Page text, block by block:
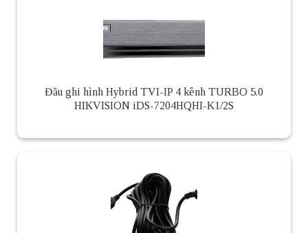
Đầu ghi hình Hybrid TVI-IP 4 kênh TURBO 5.0
HIKVISION iDS-7204HQHI-K1/2S